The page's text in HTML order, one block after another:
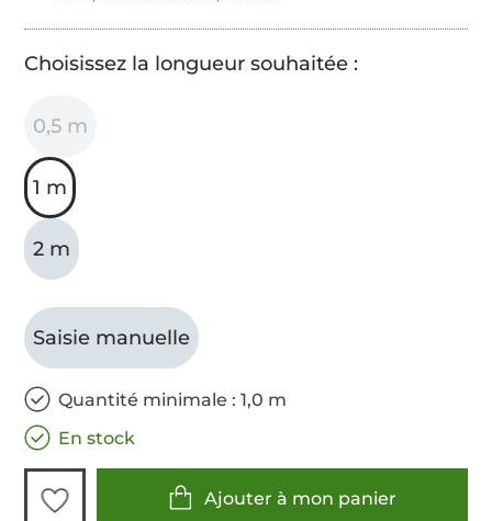
Choisissez la longueur souhaitée :
0,5 m
1 m
2 m
Saisie manuelle
Quantité minimale : 1,0 m
En stock
Ajouter à mon panier